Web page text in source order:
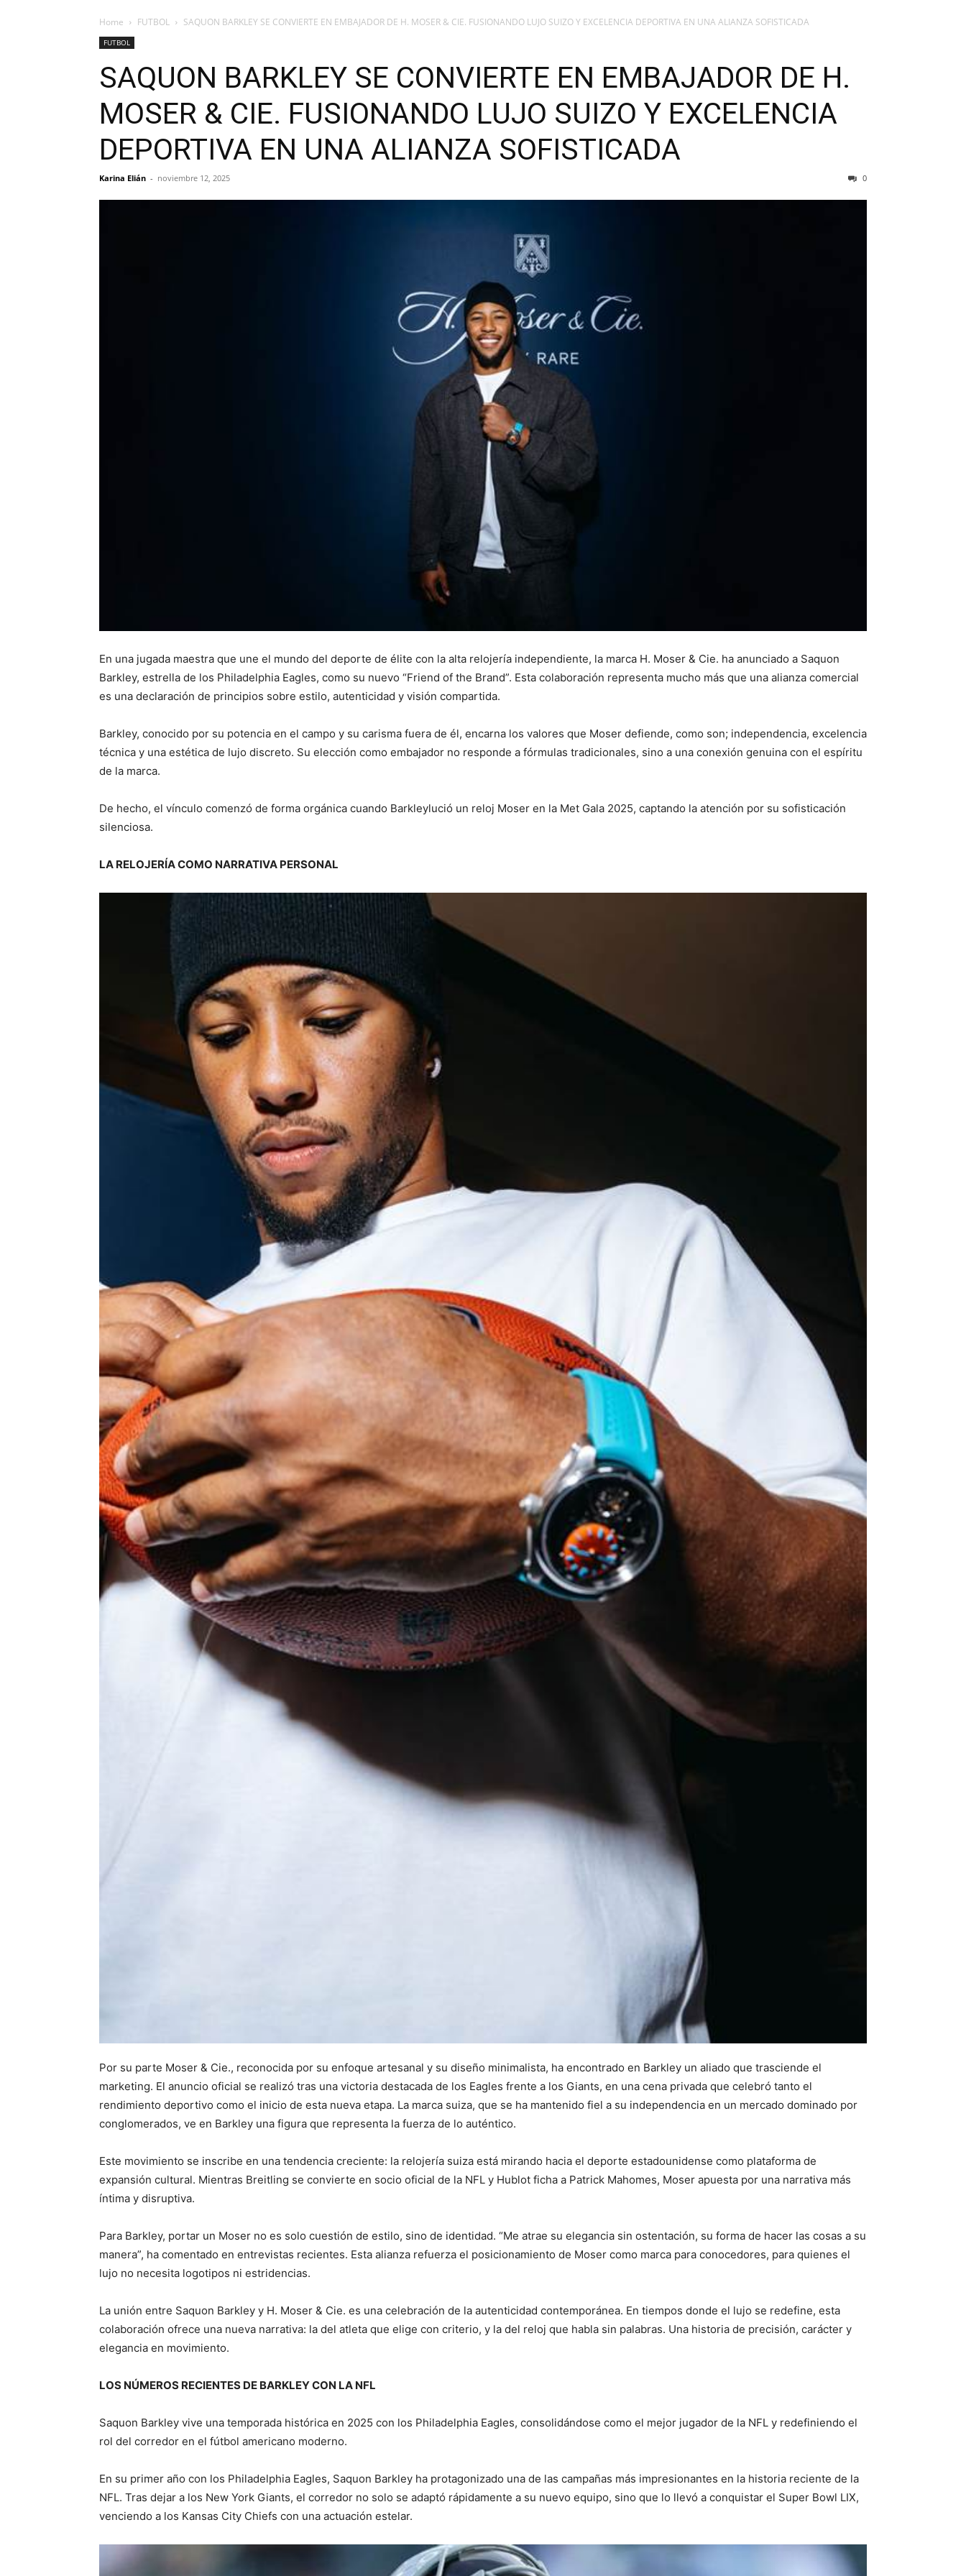
Home FUTBOL SAQUON BARKLEY SE CONVIERTE EN EMBAJADOR DE H. MOSER & CIE. FUSIONANDO LUJO SUIZO Y EXCELENCIA DEPORTIVA EN UNA ALIANZA SOFISTICADA
FUTBOL
SAQUON BARKLEY SE CONVIERTE EN EMBAJADOR DE H.
MOSER & CIE. FUSIONANDO LUJO SUIZO Y EXCELENCIA
DEPORTIVA EN UNA ALIANZA SOFISTICADA
Karina Elián - noviembre 12, 2025 0
En una jugada maestra que une el mundo del deporte de élite con la alta relojería independiente, la marca H. Moser & Cie. ha anunciado a Saquon
Barkley, estrella de los Philadelphia Eagles, como su nuevo “Friend of the Brand”. Esta colaboración representa mucho más que una alianza comercial
es una declaración de principios sobre estilo, autenticidad y visión compartida.
Barkley, conocido por su potencia en el campo y su carisma fuera de él, encarna los valores que Moser defiende, como son; independencia, excelencia
técnica y una estética de lujo discreto. Su elección como embajador no responde a fórmulas tradicionales, sino a una conexión genuina con el espíritu
de la marca.
De hecho, el vínculo comenzó de forma orgánica cuando Barkleylució un reloj Moser en la Met Gala 2025, captando la atención por su sofisticación
silenciosa.
LA RELOJERÍA COMO NARRATIVA PERSONAL
Por su parte Moser & Cie., reconocida por su enfoque artesanal y su diseño minimalista, ha encontrado en Barkley un aliado que trasciende el
marketing. El anuncio oficial se realizó tras una victoria destacada de los Eagles frente a los Giants, en una cena privada que celebró tanto el
rendimiento deportivo como el inicio de esta nueva etapa. La marca suiza, que se ha mantenido fiel a su independencia en un mercado dominado por
conglomerados, ve en Barkley una figura que representa la fuerza de lo auténtico.
Este movimiento se inscribe en una tendencia creciente: la relojería suiza está mirando hacia el deporte estadounidense como plataforma de
expansión cultural. Mientras Breitling se convierte en socio oficial de la NFL y Hublot ficha a Patrick Mahomes, Moser apuesta por una narrativa más
íntima y disruptiva.
Para Barkley, portar un Moser no es solo cuestión de estilo, sino de identidad. “Me atrae su elegancia sin ostentación, su forma de hacer las cosas a su
manera”, ha comentado en entrevistas recientes. Esta alianza refuerza el posicionamiento de Moser como marca para conocedores, para quienes el
lujo no necesita logotipos ni estridencias.
La unión entre Saquon Barkley y H. Moser & Cie. es una celebración de la autenticidad contemporánea. En tiempos donde el lujo se redefine, esta
colaboración ofrece una nueva narrativa: la del atleta que elige con criterio, y la del reloj que habla sin palabras. Una historia de precisión, carácter y
elegancia en movimiento.
LOS NÚMEROS RECIENTES DE BARKLEY CON LA NFL
Saquon Barkley vive una temporada histórica en 2025 con los Philadelphia Eagles, consolidándose como el mejor jugador de la NFL y redefiniendo el
rol del corredor en el fútbol americano moderno.
En su primer año con los Philadelphia Eagles, Saquon Barkley ha protagonizado una de las campañas más impresionantes en la historia reciente de la
NFL. Tras dejar a los New York Giants, el corredor no solo se adaptó rápidamente a su nuevo equipo, sino que lo llevó a conquistar el Super Bowl LIX,
venciendo a los Kansas City Chiefs con una actuación estelar.